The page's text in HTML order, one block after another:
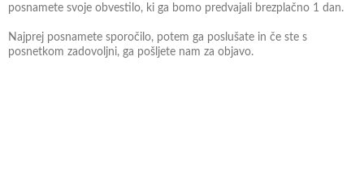
posnamete svoje obvestilo, ki ga bomo predvajali brezplačno 1 dan.
Najprej posnamete sporočilo, potem ga poslušate in če ste s
posnetkom zadovoljni, ga pošljete nam za objavo.